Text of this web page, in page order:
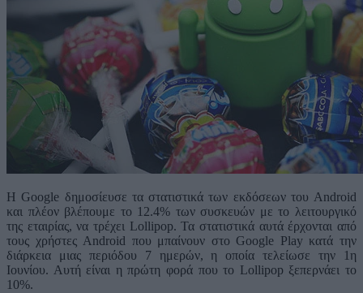
H Google δημοσίευσε τα στατιστικά των εκδόσεων του Android
και πλέον βλέπουμε το 12.4% των συσκευών με το λειτουργικό
της εταιρίας, να τρέχει Lollipop. Τα στατιστικά αυτά έρχονται από
τους χρήστες Android που μπαίνουν στο Google Play κατά την
διάρκεια μιας περιόδου 7 ημερών, η οποία τελείωσε την 1η
Ιουνίου. Αυτή είναι η πρώτη φορά που το Lollipop ξεπερνάει το
10%.